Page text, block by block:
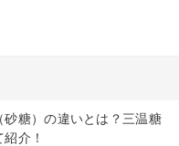
糖）の違いとは？三温糖
介！